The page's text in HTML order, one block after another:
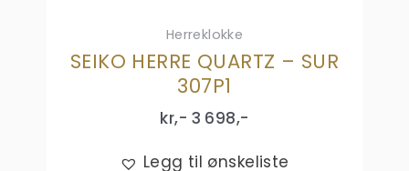
Herreklokke
SEIKO HERRE QUARTZ – SUR
307P1
kr,- 3 698,-
Legg til ønskeliste